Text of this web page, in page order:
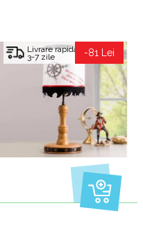
Livrare rapida
3-7 zile -81 Lei